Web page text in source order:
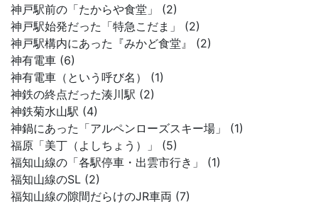
神戸駅前の「たからや食堂」 (2)
神戸駅始発だった「特急こだま」 (2)
神戸駅構内にあった『みかど食堂』 (2)
神有電車 (6)
神有電車（という呼び名） (1)
神鉄の終点だった湊川駅 (2)
神鉄菊水山駅 (4)
神鍋にあった「アルペンローズスキー場」 (1)
福原「美丁（よしちょう）」 (5)
福知山線の「各駅停車・出雲市行き」 (1)
福知山線のSL (2)
福知山線の隙間だらけのJR車両 (7)